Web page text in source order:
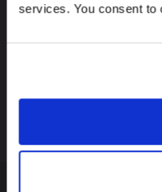
services. You consent to
Etsitkö palvelua toisesta
Finland